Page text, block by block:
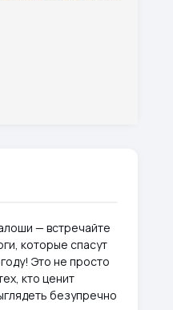
— встречайте
которые спасут
Это не просто
кто ценит
безупречно